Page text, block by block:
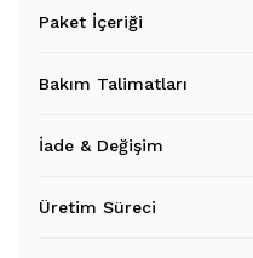
Paket İçeriği
Bakım Talimatları
İade & Değişim
Üretim Süreci